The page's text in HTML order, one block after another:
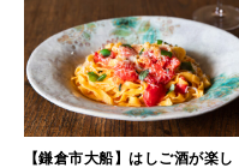
【鎌倉市大船】はしご酒が楽し